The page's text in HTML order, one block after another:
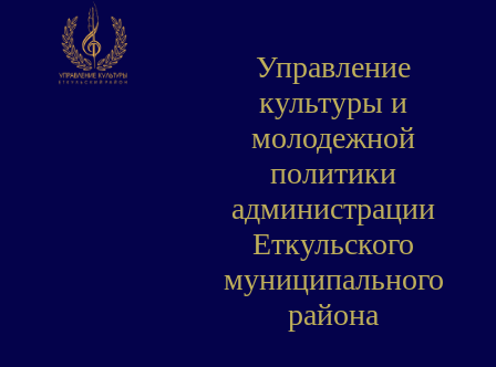
Управление
культуры и
молодежной
политики
администрации
Еткульского
муниципального
района